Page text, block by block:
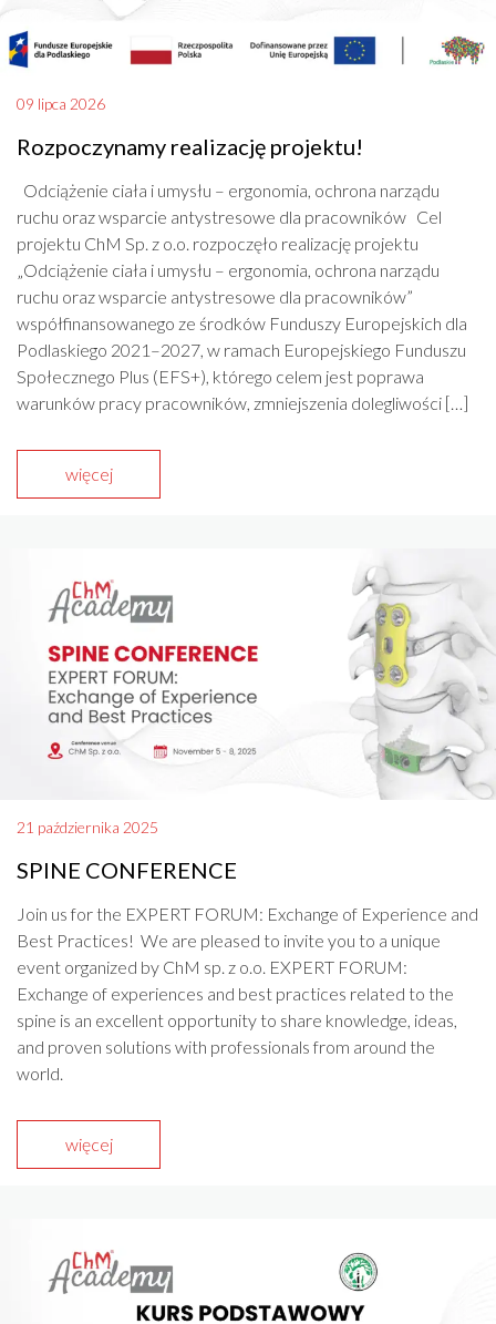
09 lipca 2026
Rozpoczynamy realizację projektu!
Odciążenie ciała i umysłu – ergonomia, ochrona narządu
ruchu oraz wsparcie antystresowe dla pracowników Cel
projektu ChM Sp. z o.o. rozpoczęło realizację projektu
„Odciążenie ciała i umysłu – ergonomia, ochrona narządu
ruchu oraz wsparcie antystresowe dla pracowników”
współfinansowanego ze środków Funduszy Europejskich dla
Podlaskiego 2021–2027, w ramach Europejskiego Funduszu
Społecznego Plus (EFS+), którego celem jest poprawa
warunków pracy pracowników, zmniejszenia dolegliwości […]
więcej
21 października 2025
SPINE CONFERENCE
Join us for the EXPERT FORUM: Exchange of Experience and
Best Practices! We are pleased to invite you to a unique
event organized by ChM sp. z o.o. EXPERT FORUM:
Exchange of experiences and best practices related to the
spine is an excellent opportunity to share knowledge, ideas,
and proven solutions with professionals from around the
world.
więcej